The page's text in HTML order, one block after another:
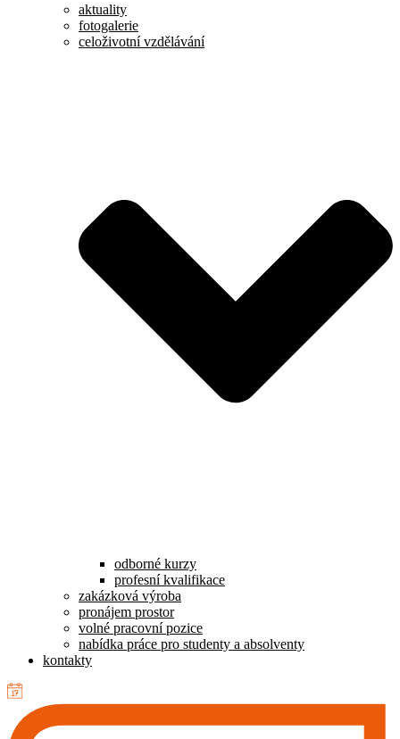
aktuality
fotogalerie
celoživotní vzdělávání
odborné kurzy
profesní kvalifikace
zakázková výroba
pronájem prostor
volné pracovní pozice
nabídka práce pro studenty a absolventy
kontakty